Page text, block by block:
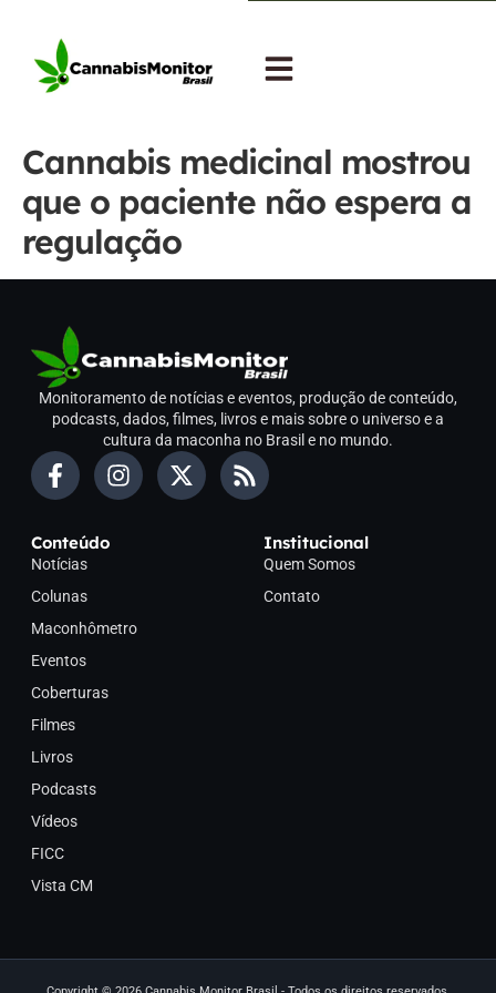
Cannabis medicinal mostrou
que o paciente não espera a
regulação
Monitoramento de notícias e eventos, produção de conteúdo,
podcasts, dados, filmes, livros e mais sobre o universo e a
cultura da maconha no Brasil e no mundo.
Conteúdo
Notícias
Colunas
Maconhômetro
Eventos
Coberturas
Filmes
Livros
Podcasts
Vídeos
FICC
Vista CM
Institucional
Quem Somos
Contato